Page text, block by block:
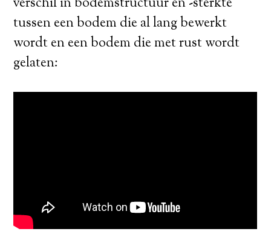
tussen een bodem die al lang bewerkt
wordt en een bodem die met rust wordt
gelaten: